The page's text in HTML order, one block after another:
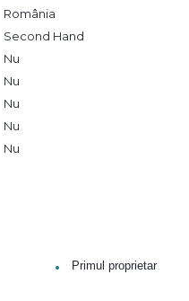
România
Second Hand
Nu
Nu
Nu
Nu
Nu
• Primul proprietar